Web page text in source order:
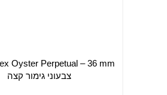
הוספה לסל
צבעוני גימור קצה